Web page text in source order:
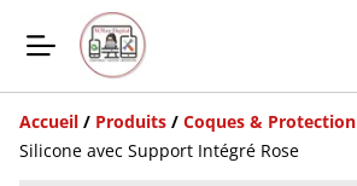
Accueil / Produits / Coques & Protection
Silicone avec Support Intégré Rose